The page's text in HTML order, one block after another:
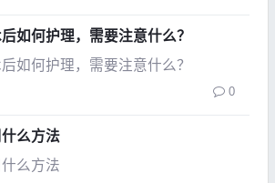
如何护理，需要注意什么？
如何护理，需要注意什么？
0
么方法
么方法